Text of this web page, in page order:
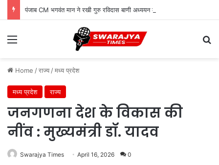
पंजाब CM भगवंत मान ने रखी गुरु रविदास बाणी अध्ययन केंद्र की नींव
Menu
Home /राज्य /मध्य प्रदेश
मध्य प्रदेश राज्य
जनगणना देश के विकास की
नींव : मुख्यमंत्री डॉ. यादव
Swarajya Times April 16, 2026 0